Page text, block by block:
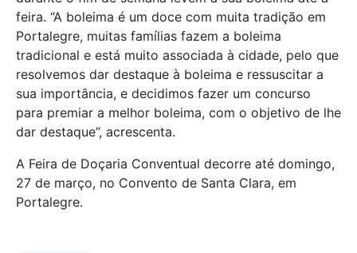
feira. “A boleima é um doce com muita tradição em
Portalegre, muitas famílias fazem a boleima
tradicional e está muito associada à cidade, pelo que
resolvemos dar destaque à boleima e ressuscitar a
sua importância, e decidimos fazer um concurso
para premiar a melhor boleima, com o objetivo de lhe
dar destaque”, acrescenta.
A Feira de Doçaria Conventual decorre até domingo,
27 de março, no Convento de Santa Clara, em
Portalegre.